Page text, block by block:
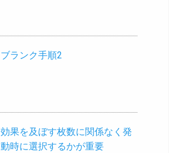
ブランク手順2
効果を及ぼす枚数に関係なく発
動時に選択するかが重要